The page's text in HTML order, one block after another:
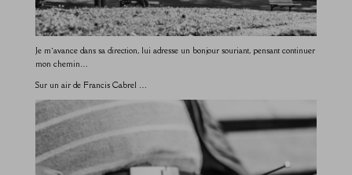
Je m’avance dans sa direction, lui adresse un bonjour souriant, pensant continuer
mon chemin…
Sur un air de Francis Cabrel …